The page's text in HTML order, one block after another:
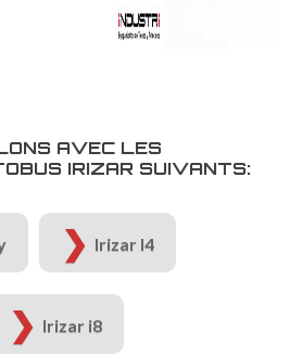
AVEC LES
IRIZAR SUIVANTS:
Irizar I4
Irizar i8